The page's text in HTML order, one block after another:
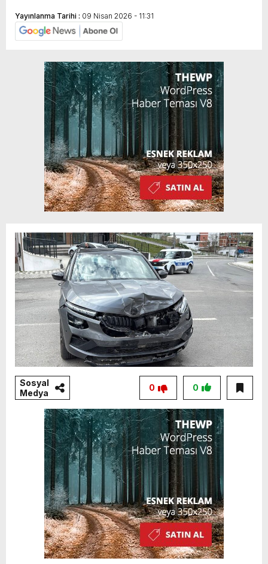
Yayınlanma Tarihi : 09 Nisan 2026 - 11:31
Sosyal
Medya
0
0